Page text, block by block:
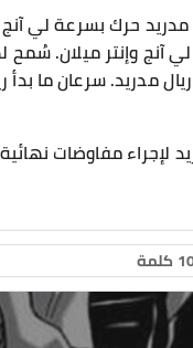
حرك بسرعة لي
وإنتر ميلان. سُمح
مدريد. سرعان ما
مفاوضات